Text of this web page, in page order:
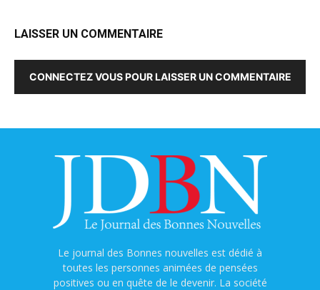
LAISSER UN COMMENTAIRE
CONNECTEZ VOUS POUR LAISSER UN COMMENTAIRE
Le journal des Bonnes nouvelles est dédié à
toutes les personnes animées de pensées
positives ou en quête de le devenir. La société